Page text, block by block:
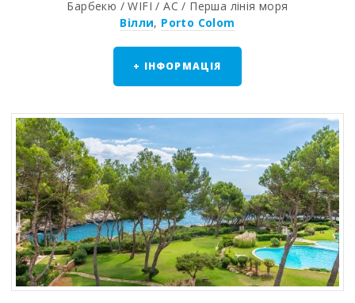
Барбекю / WIFI / AC / Перша лінія моря
Вілли, Porto Colom
+ ІНФОРМАЦІЯ